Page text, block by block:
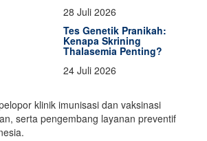
28 Juli 2026
Tes Genetik Pranikah:
Kenapa Skrining
Thalasemia Penting?
24 Juli 2026
klinik imunisasi dan vaksinasi
serta pengembang layanan preventif